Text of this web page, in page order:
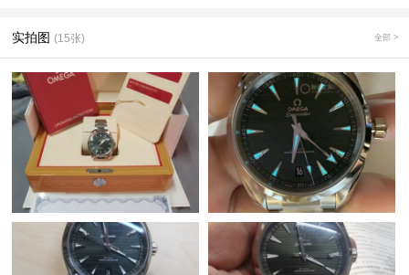
实拍图 (15张) 全部 >